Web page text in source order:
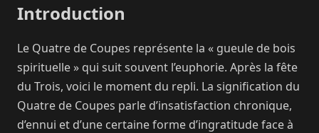
Introduction
Le Quatre de Coupes représente la « gueule de bois
spirituelle » qui suit souvent l’euphorie. Après la fête
du Trois, voici le moment du repli. La signification du
Quatre de Coupes parle d’insatisfaction chronique,
d’ennui et d’une certaine forme d’ingratitude face à